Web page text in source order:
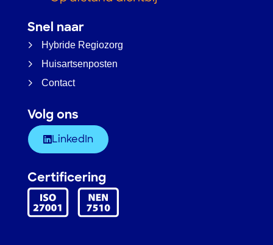
Snel naar
Hybride Regiozorg
Huisartsenposten
Contact
Volg ons
LinkedIn
Certificering